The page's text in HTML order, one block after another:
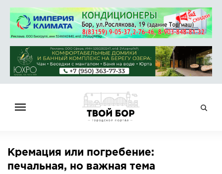
НОВОСТИ
СПРАВОЧНИК
Кремация или погребение:
печальная, но важная тема